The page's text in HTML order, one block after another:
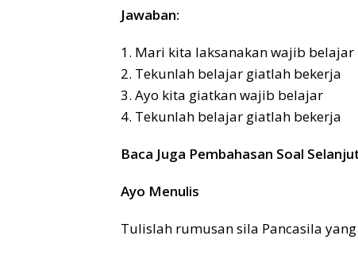
Jawaban:
1. Mari kita laksanakan wajib belajar
2. Tekunlah belajar giatlah bekerja
3. Ayo kita giatkan wajib belajar
4. Tekunlah belajar giatlah bekerja
Baca Juga Pembahasan Soal
Ayo Menulis
Tulislah rumusan sila Pancasila